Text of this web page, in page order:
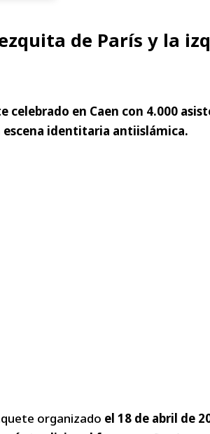
de París y la
celebrado en Caen con 4.000
escena identitaria antiislámica.
organizado el 18 de abril de